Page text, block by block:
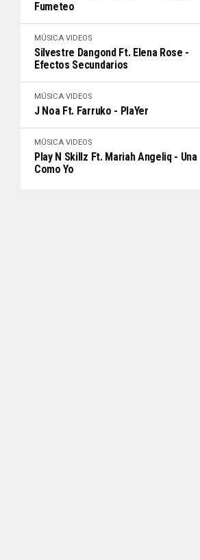
Fumeteo
MÚSICA VIDEOS
Silvestre Dangond Ft. Elena Rose -
Efectos Secundarios
MÚSICA VIDEOS
J Noa Ft. Farruko - PlaYer
MÚSICA VIDEOS
Play N Skillz Ft. Mariah Angeliq - Una
Como Yo